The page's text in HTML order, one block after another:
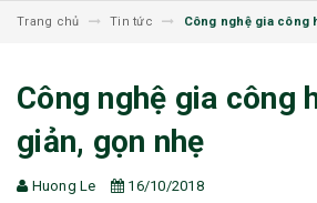
Trang chủ Tin tức Công nghệ gia công
Công nghệ gia công
giản, gọn nhẹ
Huong Le 16/10/2018